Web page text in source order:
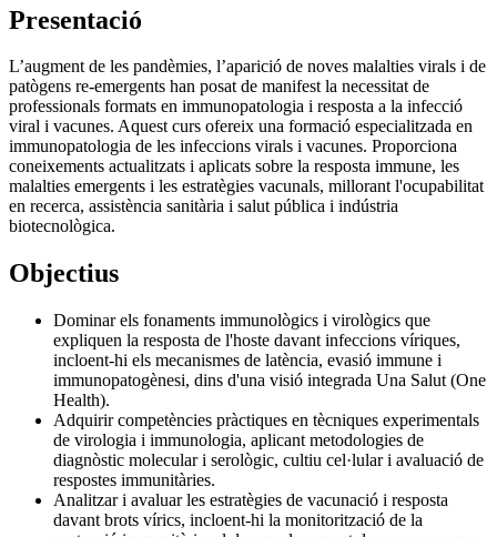
Presentació
L’augment de les pandèmies, l’aparició de noves malalties virals i de
patògens re-emergents han posat de manifest la necessitat de
professionals formats en immunopatologia i resposta a la infecció
viral i vacunes. Aquest curs ofereix una formació especialitzada en
immunopatologia de les infeccions virals i vacunes. Proporciona
coneixements actualitzats i aplicats sobre la resposta immune, les
malalties emergents i les estratègies vacunals, millorant l'ocupabilitat
en recerca, assistència sanitària i salut pública i indústria
biotecnològica.
Objectius
Dominar els fonaments immunològics i virològics que
expliquen la resposta de l'hoste davant infeccions víriques,
incloent-hi els mecanismes de latència, evasió immune i
immunopatogènesi, dins d'una visió integrada Una Salut (One
Health).
Adquirir competències pràctiques en tècniques experimentals
de virologia i immunologia, aplicant metodologies de
diagnòstic molecular i serològic, cultiu cel·lular i avaluació de
respostes immunitàries.
Analitzar i avaluar les estratègies de vacunació i resposta
davant brots vírics, incloent-hi la monitorització de la